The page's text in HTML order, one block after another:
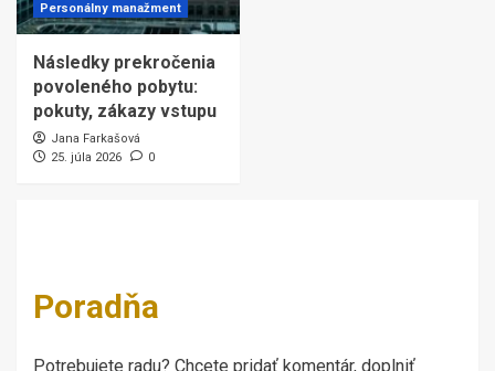
Personálny manažment
Následky prekročenia
povoleného pobytu:
pokuty, zákazy vstupu
Jana Farkašová
25. júla 2026
0
Poradňa
Potrebujete radu? Chcete pridať komentár, doplniť